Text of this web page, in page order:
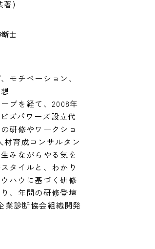
著)
士
モチベーション、
プを経て、2008年
ズパワーズ設立代
研修やワークショ
材育成コンサルタン
みながらやる気を
タイルと、わかり
ハウに基づく研修
、年間の研修登壇
業診断協会組織開発